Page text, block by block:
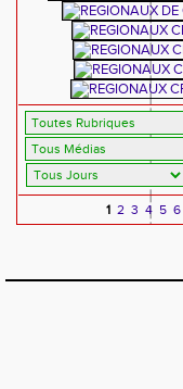
1 2 3 4 5 6